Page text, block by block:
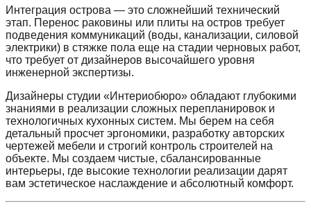
Интеграция острова — это сложнейший технический
этап. Перенос раковины или плиты на остров требует
подведения коммуникаций (воды, канализации, силовой
электрики) в стяжке пола еще на стадии черновых работ,
что требует от дизайнеров высочайшего уровня
инженерной экспертизы.
Дизайнеры студии «Интериобюро» обладают глубокими
знаниями в реализации сложных перепланировок и
технологичных кухонных систем. Мы берем на себя
детальный просчет эргономики, разработку авторских
чертежей мебели и строгий контроль строителей на
объекте. Мы создаем чистые, сбалансированные
интерьеры, где высокие технологии реализации дарят
вам эстетическое наслаждение и абсолютный комфорт.